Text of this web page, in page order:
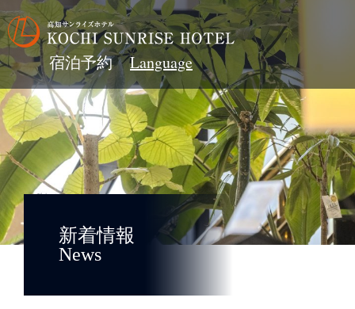
宿泊予約
新着情報
News